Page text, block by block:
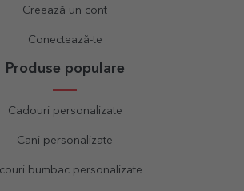
Creează un cont
Conectează-te
Produse populare
Cadouri personalizate
Cani personalizate
bumbac personalizate